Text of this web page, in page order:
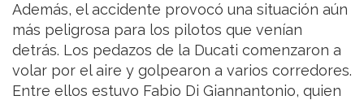
Además, el accidente provocó una situación aún
más peligrosa para los pilotos que venían
detrás. Los pedazos de la Ducati comenzaron a
volar por el aire y golpearon a varios corredores.
Entre ellos estuvo Fabio Di Giannantonio, quien